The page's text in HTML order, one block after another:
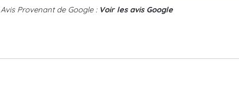
Avis Provenant de Google : Voir les avis Google